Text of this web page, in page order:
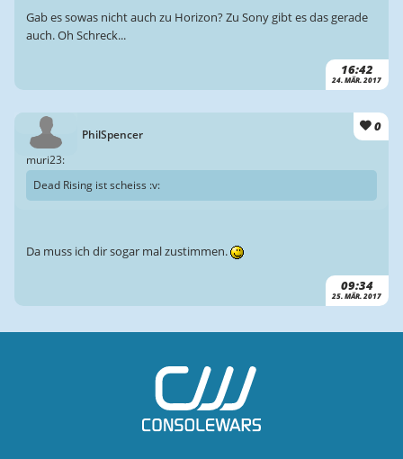
16:42
24. MÄR. 2017
Gab es sowas nicht auch zu Horizon? Zu Sony gibt es das gerade
auch. Oh Schreck...
PhilSpencer 0
09:34
25. MÄR. 2017
muri23:
Dead Rising ist scheiss :v:
Da muss ich dir sogar mal zustimmen.